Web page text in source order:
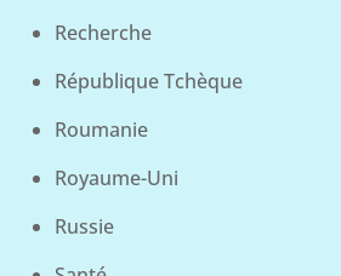
Recherche
République Tchèque
Roumanie
Royaume-Uni
Russie